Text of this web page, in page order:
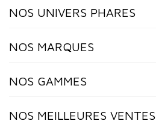
NOS UNIVERS PHARES
NOS MARQUES
NOS GAMMES
NOS MEILLEURES VENTES